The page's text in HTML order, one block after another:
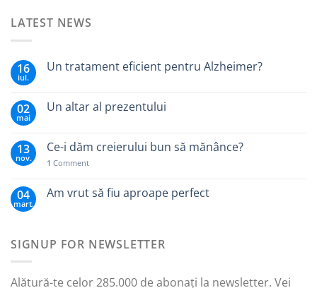
LATEST NEWS
16
iul.
Un tratament eficient pentru Alzheimer?
02
mai
Un altar al prezentului
13
nov.
Ce-i dăm creierului bun să mănânce?
1 Comment
04
mart.
Am vrut să fiu aproape perfect
SIGNUP FOR NEWSLETTER
Alătură-te celor 285.000 de abonați la newsletter. Vei